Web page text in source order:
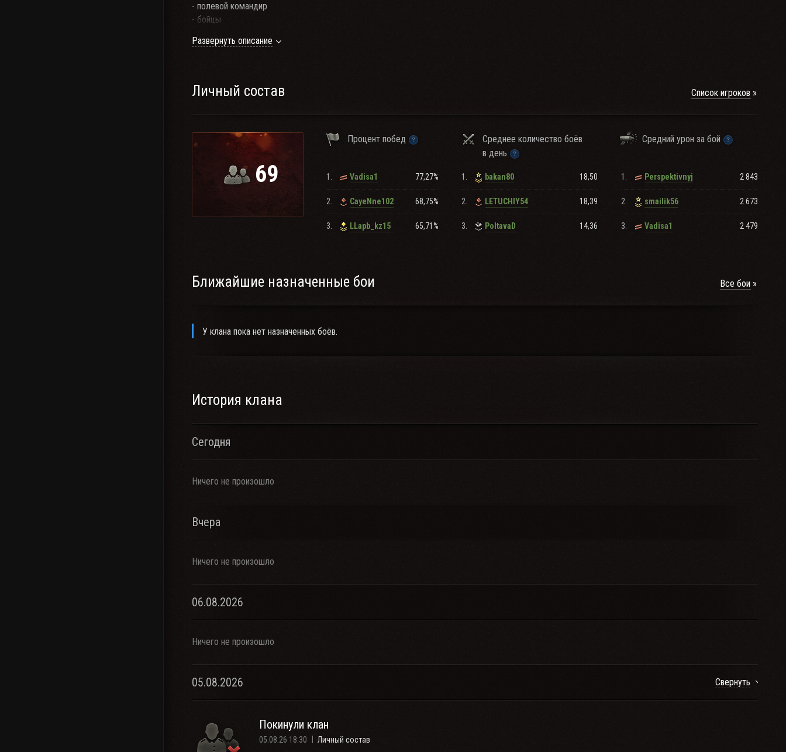
- полевой командир
- бойцы
ВНУТРИКЛАНОВОЕ ПРАВИЛО:
Развернуть описание
Личный состав Список игроков
69
Процент побед
Среднее количество боёв
в день
Средний урон за бой
1. Vadisa1 77,27%
2. CayeNne102 68,75%
3. LLapb_kz15 65,71%
1. bakan80 18,50
2. LETUCHIY54 18,39
3. PoltavaD 14,36
1. Perspektivnyj 2 843
2. smailik56 2 673
3. Vadisa1 2 479
Ближайшие назначенные бои Все бои
У клана пока нет назначенных боёв.
История клана
Сегодня
Ничего не произошло
Вчера
Ничего не произошло
06.08.2026
Ничего не произошло
05.08.2026 Свернуть
Покинули клан
05.08.26 18:30 Личный состав